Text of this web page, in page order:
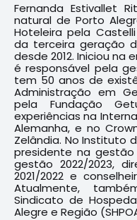
Fernanda Estivallet
natural de Porto
Hoteleira pela
da terceira geração
desde 2012. Iniciou
é responsável pela
tem 50 anos de
Administração em
pela Fundação
experiências na
Alemanha, e no
Zelândia. No Instituto
presidente na gestão
gestão 2022/2023,
2021/2022 e
Atualmente,
Sindicato de
Alegre e Região